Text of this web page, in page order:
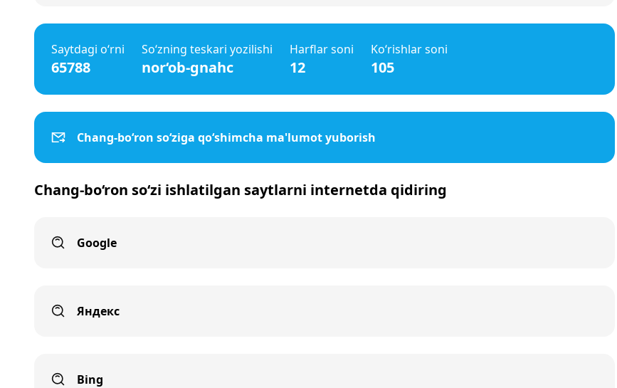
Saytdagi o‘rni
65788
So‘zning teskari yozilishi
nor‘ob-gnahc
Harflar soni
12
Ko‘rishlar soni
105
Chang-bo‘ron so‘ziga qo‘shimcha ma'lumot yuborish
Chang-bo‘ron so‘zi ishlatilgan saytlarni internetda qidiring
Google
Яндекс
Bing